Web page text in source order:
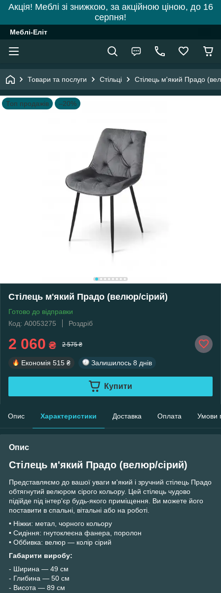
Акція! Меблі зі знижкою, за акційною ціною, до 16
серпня!
Меблі-Еліт
Товари та послуги Стільці Стілець м'який Прадо
Топ продажів –20%
Стілець м'який Прадо (велюр/сірий)
Готово до відправки
Код: А0053275
Роздріб
2 060 ₴ 2 575 ₴
Економія 515 ₴ Залишилось 8 днів
Купити
Опис Характеристики Доставка Оплата Умови
Опис
Стілець м'який Прадо (велюр/сірий)
Представляємо до вашої уваги м'який і зручний стілець Прадо
обтягнутий велюром сірого кольору. Цей стілець чудово
підійде під інтер'єр будь-якого приміщення. Ви можете його
поставити в спальні, вітальні або на роботі.
• Ніжки: метал, чорного кольору
• Сидіння: гнутоклеєна фанера, поролон
• Оббивка: велюр — колір сірий
Габарити виробу:
- Ширина — 49 см
- Глибина — 50 см
- Висота — 89 см